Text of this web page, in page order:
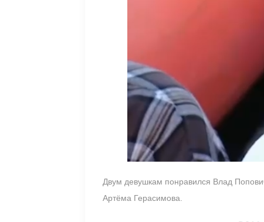
Двум девушкам понравился Влад
Артёма Герасимова.